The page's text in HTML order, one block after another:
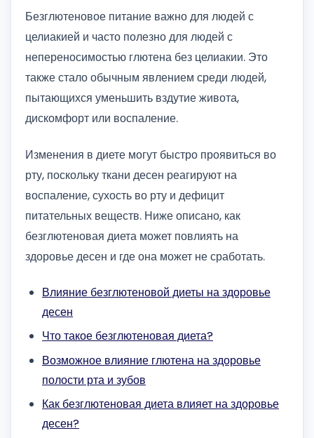
Безглютеновое питание важно для людей с
целиакией и часто полезно для людей с
непереносимостью глютена без целиакии. Это
также стало обычным явлением среди людей,
пытающихся уменьшить вздутие живота,
дискомфорт или воспаление.
Изменения в диете могут быстро проявиться во
рту, поскольку ткани десен реагируют на
воспаление, сухость во рту и дефицит
питательных веществ. Ниже описано, как
безглютеновая диета может повлиять на
здоровье десен и где она может не сработать.
Влияние безглютеновой диеты на здоровье
десен
Что такое безглютеновая диета?
Возможное влияние глютена на здоровье
полости рта и зубов
Как безглютеновая диета влияет на здоровье
десен?